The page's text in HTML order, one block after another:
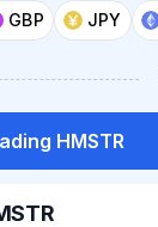
GBP JPY
HMSTR